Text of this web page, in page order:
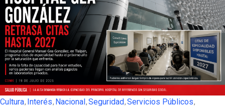
Cultura Interés Nacional Seguridad Servicios Públicos